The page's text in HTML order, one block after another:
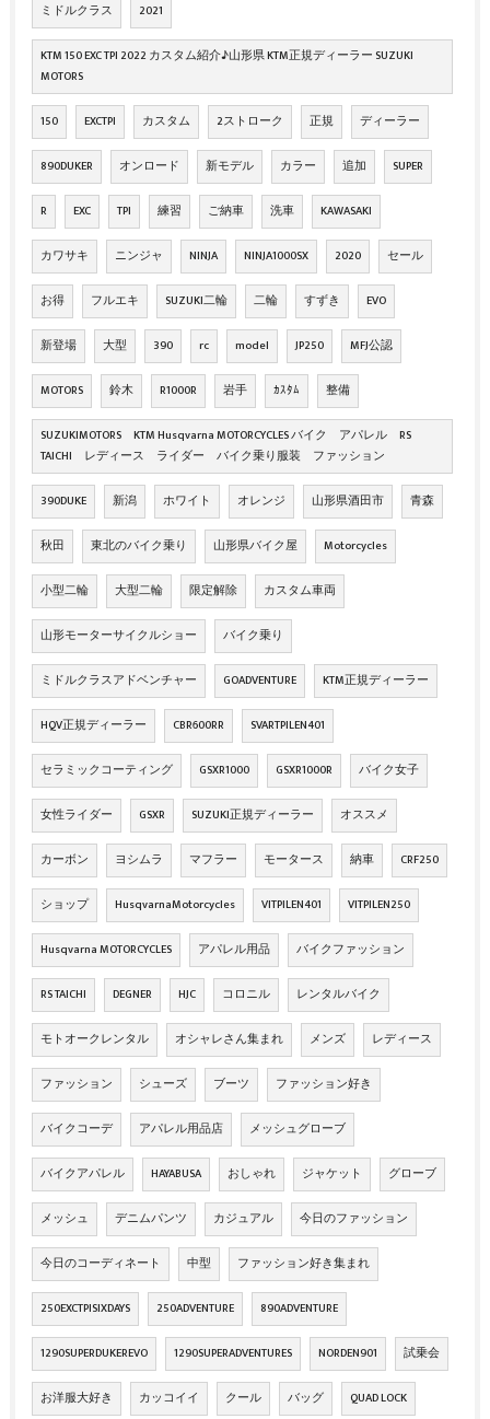
ミドルクラス 2021
KTM 150 EXC TPI 2022 カスタム紹介♪山形県 KTM正規ディーラー SUZUKI
MOTORS
150 EXCTPI カスタム 2ストローク 正規 ディーラー
890DUKER オンロード 新モデル カラー 追加 SUPER
R EXC TPI 練習 ご納車 洗車 KAWASAKI
カワサキ ニンジャ NINJA NINJA1000SX 2020 セール
お得 フルエキ SUZUKI二輪 二輪 すずき EVO
新登場 大型 390 rc model JP250 MFJ公認
MOTORS 鈴木 R1000R 岩手 ｶｽﾀﾑ 整備
SUZUKIMOTORS KTM Husqvarna MOTORCYCLES バイク アパレル RS
TAICHI レディース ライダー バイク乗り服装 ファッション
390DUKE 新潟 ホワイト オレンジ 山形県酒田市 青森
秋田 東北のバイク乗り 山形県バイク屋 Motorcycles
小型二輪 大型二輪 限定解除 カスタム車両
山形モーターサイクルショー バイク乗り
ミドルクラスアドベンチャー GOADVENTURE KTM正規ディーラー
HQV正規ディーラー CBR600RR SVARTPILEN401
セラミックコーティング GSXR1000 GSXR1000R バイク女子
女性ライダー GSXR SUZUKI正規ディーラー オススメ
カーボン ヨシムラ マフラー モータース 納車 CRF250
ショップ HusqvarnaMotorcycles VITPILEN401 VITPILEN250
Husqvarna MOTORCYCLES アパレル用品 バイクファッション
RS TAICHI DEGNER HJC コロニル レンタルバイク
モトオークレンタル オシャレさん集まれ メンズ レディース
ファッション シューズ ブーツ ファッション好き
バイクコーデ アパレル用品店 メッシュグローブ
バイクアパレル HAYABUSA おしゃれ ジャケット グローブ
メッシュ デニムパンツ カジュアル 今日のファッション
今日のコーディネート 中型 ファッション好き集まれ
250EXCTPISIXDAYS 250ADVENTURE 890ADVENTURE
1290SUPERDUKEREVO 1290SUPERADVENTURES NORDEN901 試乗会
お洋服大好き カッコイイ クール バッグ QUAD LOCK